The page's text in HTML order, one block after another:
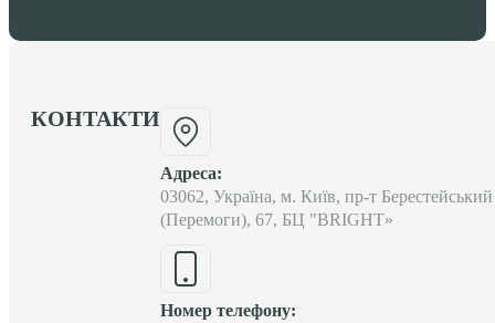
КОНТАКТИ
Адреса:
03062, Україна, м. Київ, пр-т Берестейський
(Перемоги), 67, БЦ "BRIGHT»
Номер телефону: